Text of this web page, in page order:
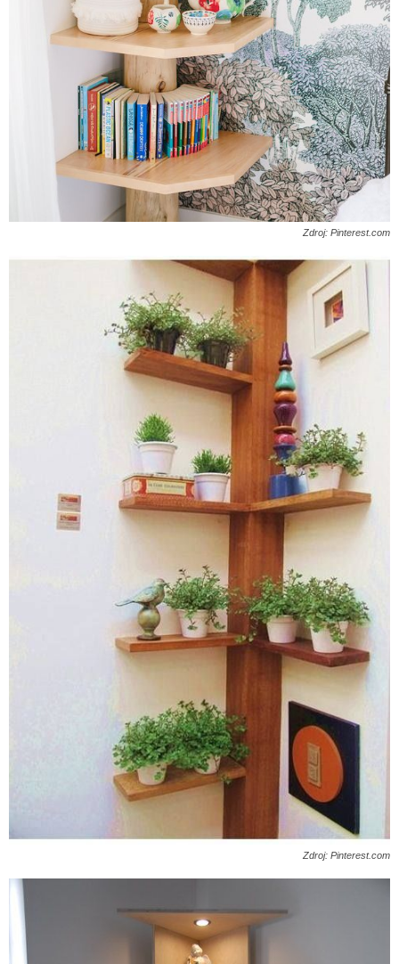
Zdroj: Pinterest.com
Zdroj: Pinterest.com